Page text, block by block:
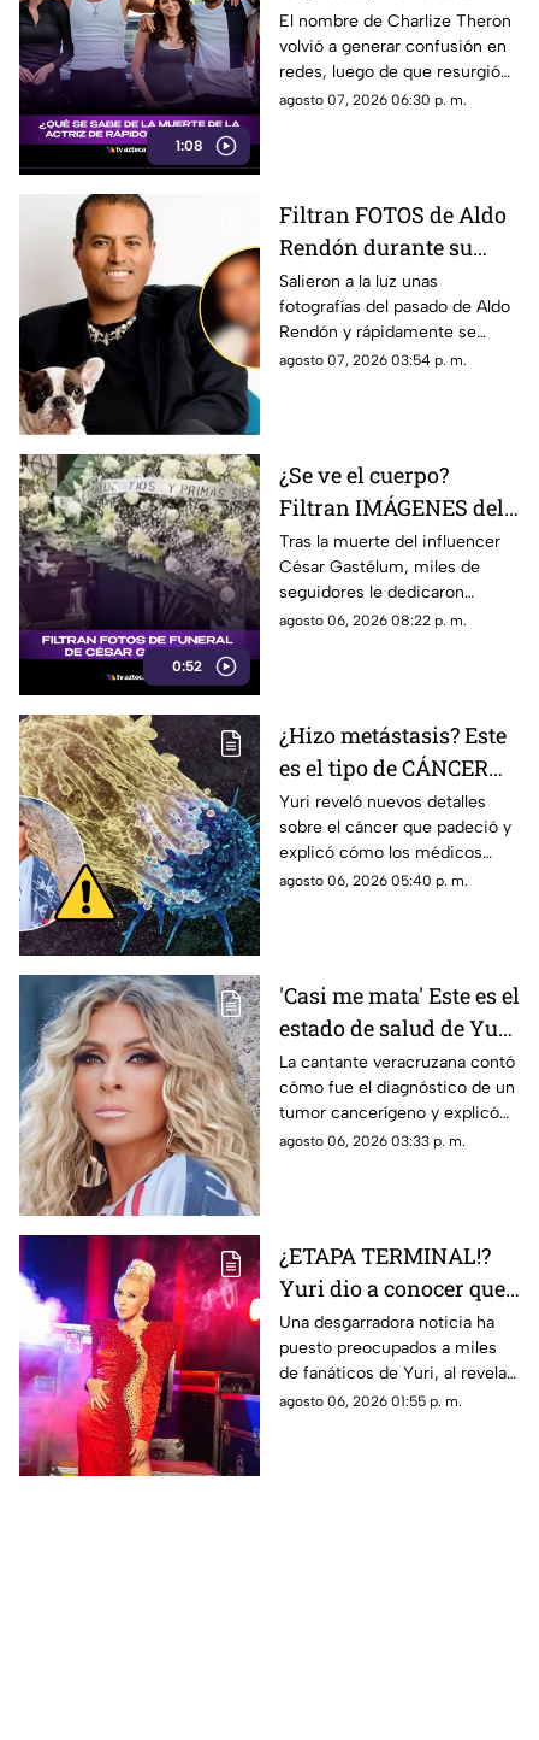
1:08
vivió el PEOR momento
de su vida; esto se sabe
El nombre de Charlize Theron
volvió a generar confusión en
redes, luego de que resurgió
fue el dramático episodio
agosto 07, 2026 06:30 p. m.
Filtran FOTOS de Aldo
Rendón durante su
juventud; ¿quién es y
por qué todos hablan
de él?
Salieron a la luz unas
fotografías del pasado de Aldo
Rendón y rápidamente se
hicieron virales por cómo se
agosto 07, 2026 03:54 p. m.
0:52
¿Se ve el cuerpo?
Filtran IMÁGENES del
funeral de César
Gastélum [VIDEO]
Tras la muerte del influencer
César Gastélum, miles de
seguidores le dedicaron
mensajes de despedida,
agosto 06, 2026 08:22 p. m.
¿Hizo metástasis? Este
es el tipo de CÁNCER
que le diagnosticaron a
Yuri
Yuri reveló nuevos detalles
sobre el cáncer que padeció y
explicó cómo los médicos
encontraron un pequeño
agosto 06, 2026 05:40 p. m.
'Casi me mata' Este es el
estado de salud de Yuri
tras confirmar un
TUMOR cancerígeno
La cantante veracruzana contó
cómo fue el diagnóstico de un
tumor cancerígeno y explicó
cuál es su estado de salud.
agosto 06, 2026 03:33 p. m.
¿ETAPA TERMINAL!?
Yuri dio a conocer que
fue diagnosticada con
cáncer; esto se sabe
Una desgarradora noticia ha
puesto preocupados a miles
de fanáticos de Yuri, al revelar
que fue diagnosticada con
agosto 06, 2026 01:55 p. m.